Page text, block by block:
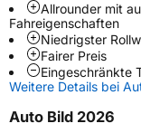
Weitere
ZustandNeureifen
Allrounder mit
Fahreigenschaften
Niedrigster
Fairer Preis
Eingeschränkte
Weitere Details bei
Auto Bild 2026